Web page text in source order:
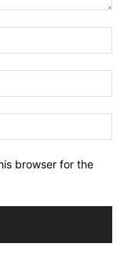
browser for the